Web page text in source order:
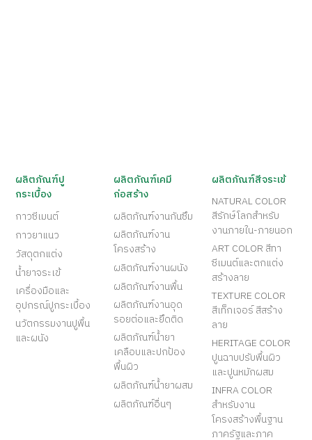
ผลิตภัณฑ์ปู
กระเบื้อง
กาวซีเมนต์
กาวยาแนว
วัสดุตกแต่ง
น้ำยาจระเข้
เครื่องมือและ
อุปกรณ์ปูกระเบื้อง
นวัตกรรมงานปูพื้น
และผนัง
ผลิตภัณฑ์เคมี
ก่อสร้าง
ผลิตภัณฑ์งานกันซึม
ผลิตภัณฑ์งาน
โครงสร้าง
ผลิตภัณฑ์งานผนัง
ผลิตภัณฑ์งานพื้น
ผลิตภัณฑ์งานอุด
รอยต่อและยึดติด
ผลิตภัณฑ์น้ำยา
เคลือบและปกป้อง
พื้นผิว
ผลิตภัณฑ์น้ำยาผสม
ผลิตภัณฑ์อื่นๆ
ผลิตภัณฑ์สีจระเข้
NATURAL COLOR
สีรักษ์โลกสำหรับ
งานภายใน-ภายนอก
ART COLOR สีทา
ซีเมนต์และตกแต่ง
สร้างลาย
TEXTURE COLOR
สีเท็กเจอร์ สีสร้าง
ลาย
HERITAGE COLOR
ปูนฉาบปรับพื้นผิว
และปูนหมักผสม
INFRA COLOR
สำหรับงาน
โครงสร้างพื้นฐาน
ภาครัฐและภาค